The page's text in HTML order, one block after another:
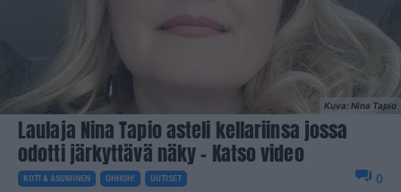
Kuva: Nina Tapio
Laulaja Nina Tapio asteli kellariinsa jossa
odotti järkyttävä näky – Katso video
KOTI & ASUMINEN OHHOH! UUTISET 0